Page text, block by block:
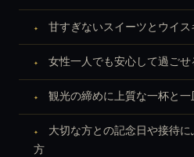
甘すぎないスイーツとウイ
女性一人でも安心して過ご
観光の締めに上質な一杯と
大切な方との記念日や接待
方